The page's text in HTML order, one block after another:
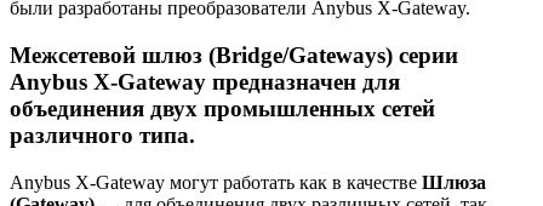
были разработаны преобразователи Anybus X-Gateway.
Межсетевой шлюз (Bridge/Gateways) серии
Anybus X-Gateway предназначен для
объединения двух промышленных сетей
различного типа.
Anybus X-Gateway могут работать как в качестве Шлюза